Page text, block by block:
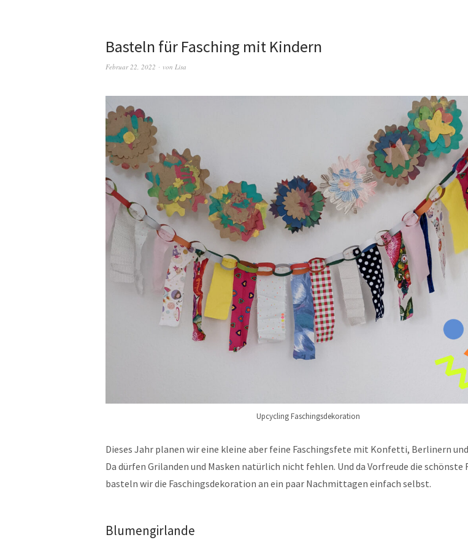
Basteln für Fasching mit Kindern
Februar 22, 2022 von Lisa
Upcycling Faschingsdekoration
Dieses Jahr planen wir eine kleine aber feine Faschingsfete mit Konfetti, Berlinern
Da dürfen Grilanden und Masken natürlich nicht fehlen. Und da Vorfreude die schönste
basteln wir die Faschingsdekoration an ein paar Nachmittagen einfach selbst.
Blumengirlande